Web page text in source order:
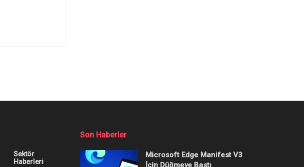
Sektör
Haberleri
Son Haberler
Microsoft Edge Manifest V3
İçin Düğmeye Bastı